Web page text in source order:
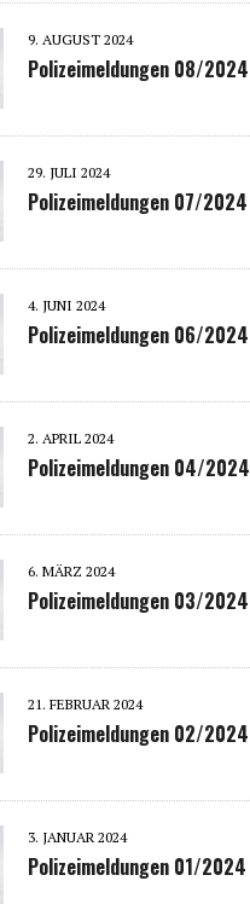
9. AUGUST 2024
Polizeimeldungen 08/2024
29. JULI 2024
Polizeimeldungen 07/2024
4. JUNI 2024
Polizeimeldungen 06/2024
2. APRIL 2024
Polizeimeldungen 04/2024
6. MÄRZ 2024
Polizeimeldungen 03/2024
21. FEBRUAR 2024
Polizeimeldungen 02/2024
3. JANUAR 2024
Polizeimeldungen 01/2024